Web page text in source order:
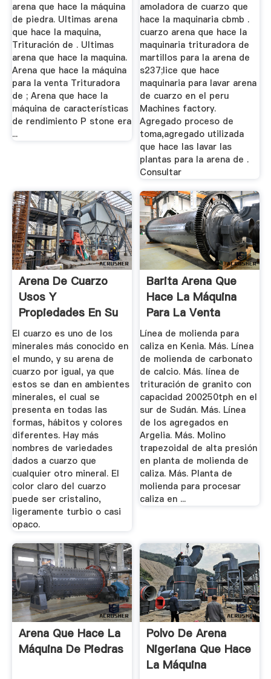
arena que hace la máquina
de piedra. Ultimas arena
que hace la maquina,
Trituración de . Ultimas
arena que hace la maquina.
Arena que hace la máquina
para la venta Trituradora
de ; Arena que hace la
máquina de características
de rendimiento P stone era
...
amoladora de cuarzo que
hace la maquinaria cbmb .
cuarzo arena que hace la
maquinaria trituradora de
martillos para la arena de
s237;lice que hace
maquinaria para lavar arena
de cuarzo en el peru
Machines factory.
Agregado proceso de
toma,agregado utilizada
que hace las lavar las
plantas para la arena de .
Consultar
Arena De Cuarzo
Usos Y
Propiedades En Su
Utilizacion
El cuarzo es uno de los
minerales más conocido en
el mundo, y su arena de
cuarzo por igual, ya que
estos se dan en ambientes
minerales, el cual se
presenta en todas las
formas, hábitos y colores
diferentes. Hay más
nombres de variedades
dados a cuarzo que
cualquier otro mineral. El
color claro del cuarzo
puede ser cristalino,
ligeramente turbio o casi
opaco.
Barita Arena Que
Hace La Máquina
Para La Venta
Línea de molienda para
caliza en Kenia. Más. Línea
de molienda de carbonato
de calcio. Más. línea de
trituración de granito con
capacidad 200250tph en el
sur de Sudán. Más. Línea
de los agregados en
Argelia. Más. Molino
trapezoidal de alta presión
en planta de molienda de
caliza. Más. Planta de
molienda para procesar
caliza en ...
Arena Que Hace La
Máquina De Piedras
Polvo De Arena
Nigeriana Que Hace
La Máquina